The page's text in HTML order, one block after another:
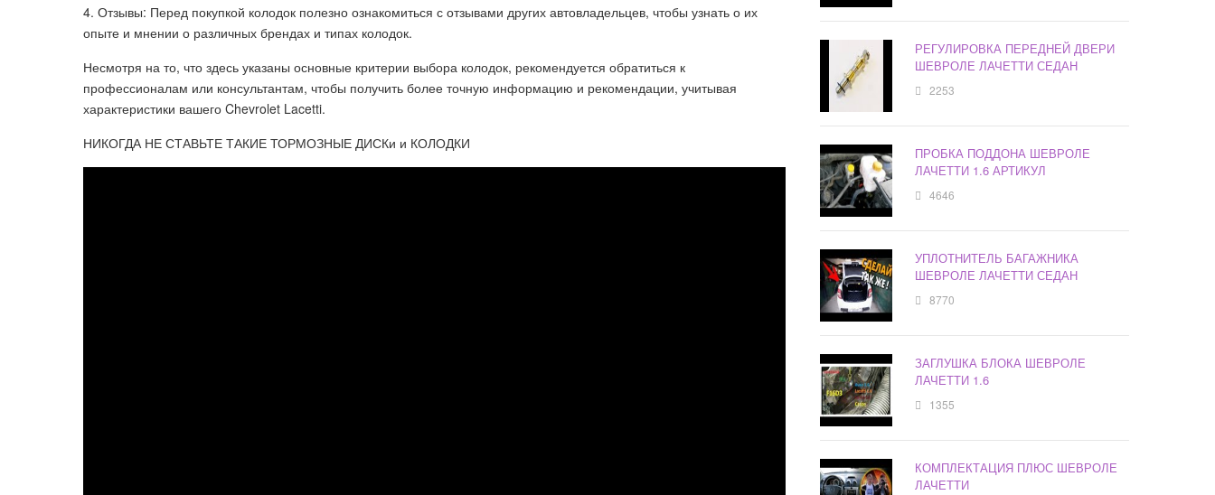
4. Отзывы: Перед покупкой колодок полезно ознакомиться с отзывами других автовладельцев, чтобы узнать о их
опыте и мнении о различных брендах и типах колодок.
Несмотря на то, что здесь указаны основные критерии выбора колодок, рекомендуется обратиться к
профессионалам или консультантам, чтобы получить более точную информацию и рекомендации, учитывая
характеристики вашего Chevrolet Lacetti.
НИКОГДА НЕ СТАВЬТЕ ТАКИЕ ТОРМОЗНЫЕ ДИСКи и КОЛОДКИ
РЕГУЛИРОВКА ПЕРЕДНЕЙ ДВЕРИ
ШЕВРОЛЕ ЛАЧЕТТИ СЕДАН
2253
ПРОБКА ПОДДОНА ШЕВРОЛЕ
ЛАЧЕТТИ 1.6 АРТИКУЛ
4646
УПЛОТНИТЕЛЬ БАГАЖНИКА
ШЕВРОЛЕ ЛАЧЕТТИ СЕДАН
8770
ЗАГЛУШКА БЛОКА ШЕВРОЛЕ
ЛАЧЕТТИ 1.6
1355
КОМПЛЕКТАЦИЯ ПЛЮС ШЕВРОЛЕ
ЛАЧЕТТИ